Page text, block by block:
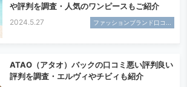
や評判を調査・人気のワンピースもご紹介
2024.5.27 ファッションブランド口コ...
ATAO（アタオ）バックの口コミ悪い評判良い
評判を調査・エルヴィやチビィも紹介